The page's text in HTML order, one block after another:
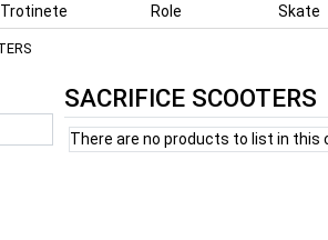
Trotinete Role Skate
SACRIFICE SCOOTERS
There are no products to list in this